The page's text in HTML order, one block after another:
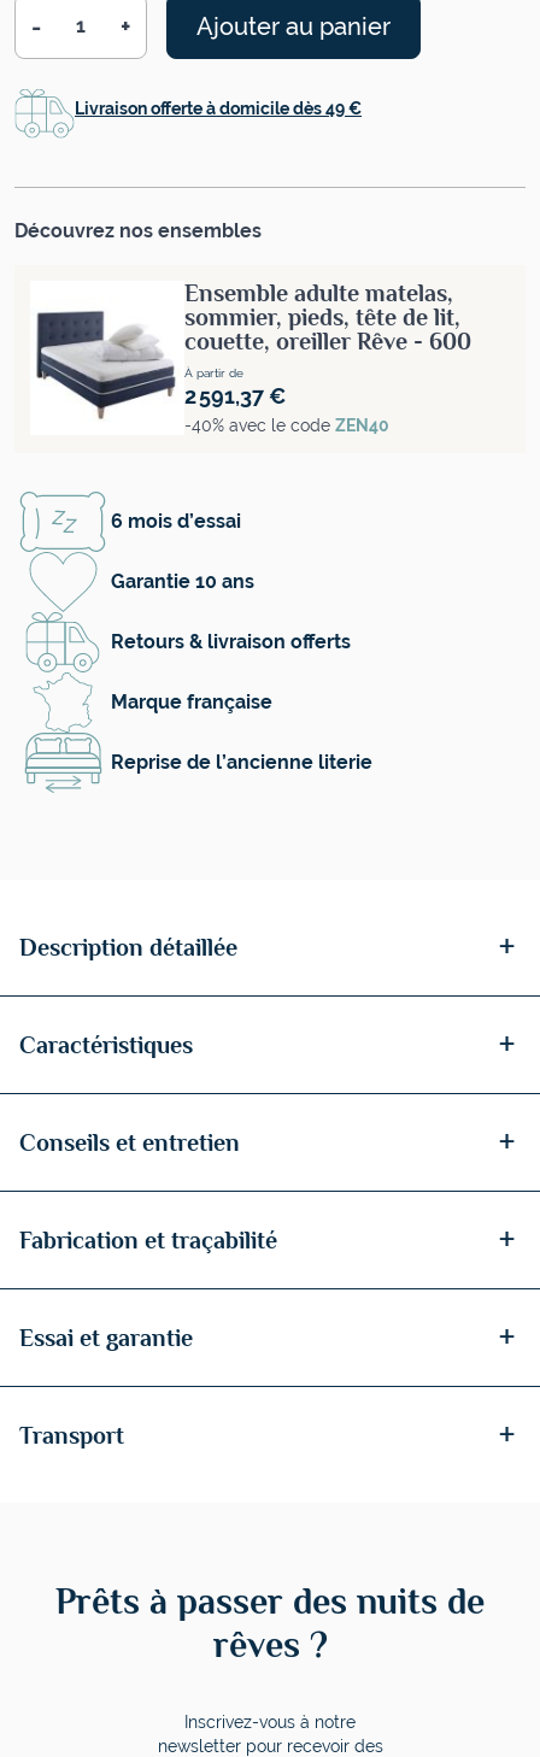
Quantité
- + Ajouter au panier
Livraison offerte à domicile dès 49 €
Découvrez nos ensembles
Ensemble adulte matelas,
sommier, pieds, tête de lit,
couette, oreiller Rêve - 600
À partir de
2 591,37 €
-40% avec le code ZEN40
6 mois d’essai
Garantie 10 ans
Retours & livraison offerts
Marque française
Reprise de l’ancienne literie
Description détaillée +
Caractéristiques +
Conseils et entretien +
Fabrication et traçabilité +
Essai et garantie +
Transport +
Prêts à passer des nuits de
rêves ?
Inscrivez-vous à notre
newsletter pour recevoir des